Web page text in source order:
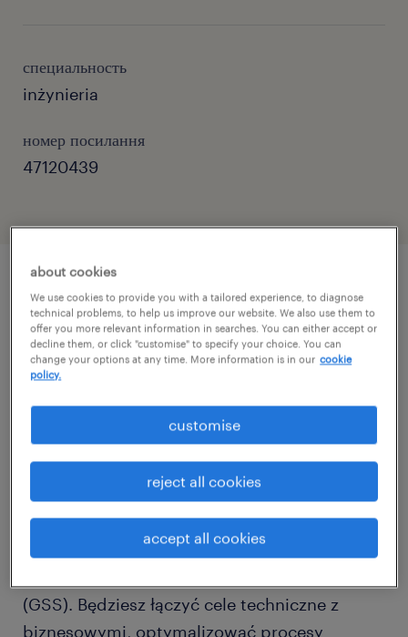
специальность
inżynieria
номер посилання
47120439
описание должности
Chcesz rozwijać karierę w międzynarodowym
środowisku i mieć realny wpływ na globalne
projekty? Dołącz do światowego lidera w
projektowaniu i serwisowaniu
oprzyrządowania lotniczego, który od ponad
50 lat łączy nowoczesne technologie z
najwyższą jakością usług.
Dołączysz do globalnego,
(GSS). Będziesz łączyć cele techniczne z
biznesowymi, optymalizować procesy
about cookies
We use cookies to provide you with a tailored experience, to diagnose
technical problems, to help us improve our website. We also use them to
offer you more relevant information in searches. You can either accept or
decline them, or click "customise" to specify your choice. You can
change your options at any time. More information is in our cookie
policy.
accept all cookies
reject all cookies
customise